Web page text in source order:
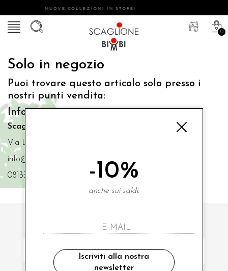
NUOVE COLLEZIONI IN STORE!
0
Solo in negozio
Puoi trovare questo articolo solo presso i
nostri punti vendita:
Info contatti
Scaglione Bimbi di Iacono Maria Angela
Via Luigi Mazzella,73 80077 Ischia
info@scaglionebimbi.com
0813331162
ISCRIVITI ALLA NOSTRA NEWSLETTER
-10%
anche sui saldi.
Iscriviti alla nostra
newsletter